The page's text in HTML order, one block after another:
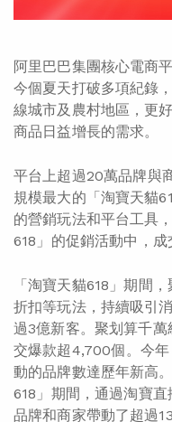
阿里巴巴集團核心電商
今個夏天打破多項紀錄
線城市及農村地區，更
商品日益增長的需求。
平台上超過20萬品牌與
規模最大的「淘寶天貓
的營銷玩法和平台工具
618」的促銷活動中，成
「淘寶天貓618」期間
折扣等玩法，持續吸引
過3億新客。聚划算千
交爆款超4,700個。今
動的品牌數達歷年新高
618」期間，通過淘寶
品牌和商家帶動了超過